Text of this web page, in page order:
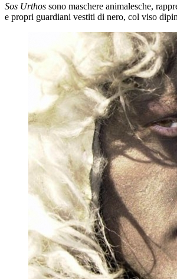
Sos Urthos sono maschere animalesche,
e propri guardiani vestiti di nero, col viso